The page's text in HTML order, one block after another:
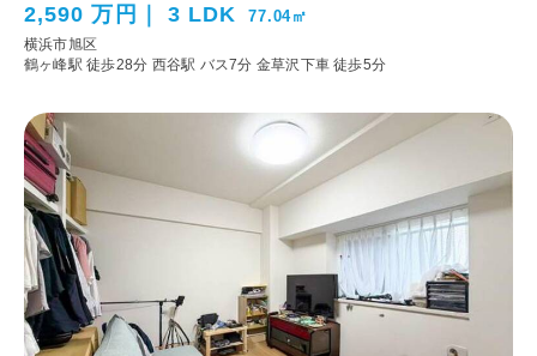
2,590 万円 3 LDK 77.04㎡
横浜市旭区
鶴ヶ峰駅 徒歩28分 西谷駅 バス7分 金草沢下車 徒歩5分